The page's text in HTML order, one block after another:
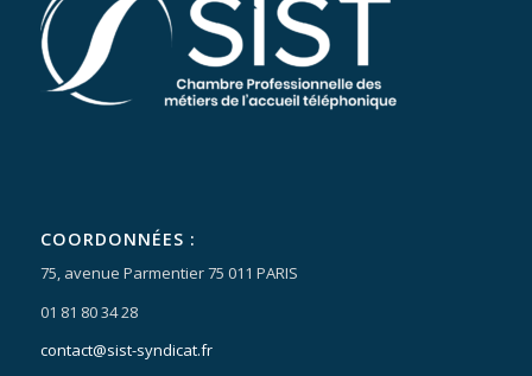
COORDONNÉES :
75, avenue Parmentier 75 011 PARIS
01 81 80 34 28
contact@sist-syndicat.fr